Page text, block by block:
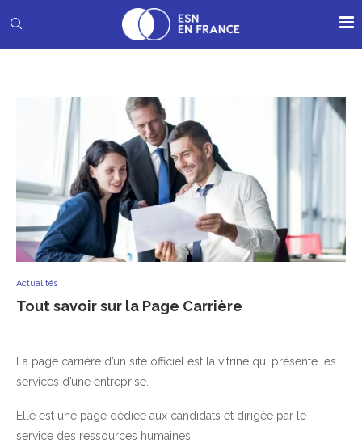
Actualités
Tout savoir sur la Page Carrière
La page carrière d’un site officiel est la vitrine qui présente les
services d’une entreprise.
Elle est une page dédiée aux candidats et dirigée par le
service des ressources humaines.